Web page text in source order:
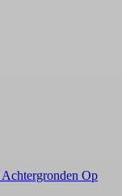
Achtergronden Op